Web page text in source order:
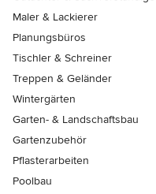
Maler & Lackierer
Planungsbüros
Tischler & Schreiner
Treppen & Geländer
Wintergärten
Garten- & Landschaftsbau
Gartenzubehör
Pflasterarbeiten
Poolbau